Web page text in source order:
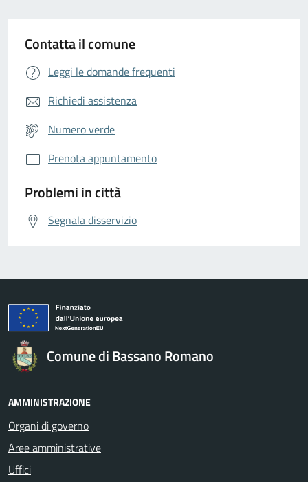
Contatta il comune
Leggi le domande frequenti
Richiedi assistenza
Numero verde
Prenota appuntamento
Problemi in città
Segnala disservizio
Comune di Bassano Romano
AMMINISTRAZIONE
Organi di governo
Aree amministrative
Uffici